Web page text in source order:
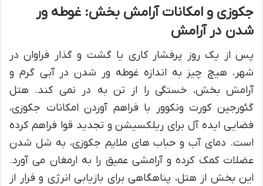
جکوزی و امکانات آرامش بخش: غوطه ور
شدن در آرامش
پس از یک روز پرفشار کاری یا گشت و گذار فراوان در
شهر، هیچ چیز به اندازه غوطه ور شدن در آبی گرم و
آرامش بخش، خستگی را از تن به در نمی کند. هتل
گئورجین کورت ونکوور با فراهم آوردن امکانات جکوزی،
فضایی ایده آل برای ریلکسیشن و تجدید قوا فراهم کرده
است. دمای آب و حباب های ملایم جکوزی، به شل شدن
عضلات کمک کرده و آرامشی عمیق را به ارمغان می آورد.
این بخش از هتل، پناهگاهی برای بازیابی انرژی و فرار از